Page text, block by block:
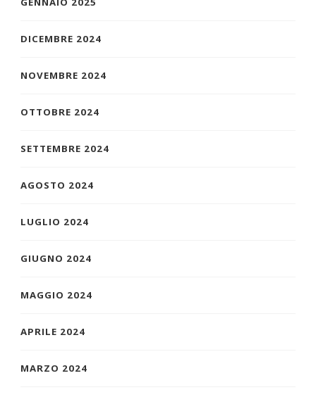
DICEMBRE 2024
NOVEMBRE 2024
OTTOBRE 2024
SETTEMBRE 2024
AGOSTO 2024
LUGLIO 2024
GIUGNO 2024
MAGGIO 2024
APRILE 2024
MARZO 2024